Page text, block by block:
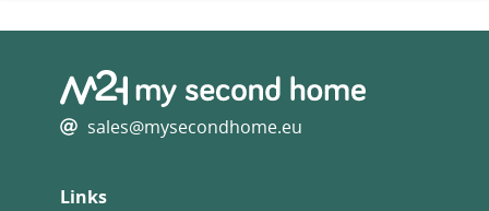
sales@mysecondhome.eu
Links